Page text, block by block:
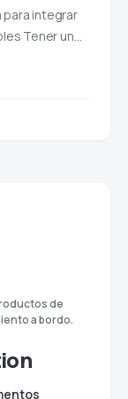
para integrar
Tener un…
de
a bordo.